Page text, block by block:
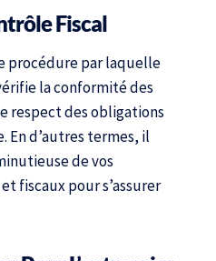
Fiscal
procédure par laquelle
la conformité des
respect des obligations
En d’autres termes, il
de vos
fiscaux pour s’assurer